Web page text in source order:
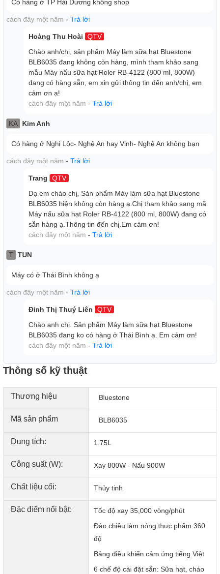
Bảng điều khiển cảm ứng tiếng Việt dễ dàng sử dụng
Thiết kế chân đế chống trượt, giữ cho máy đứng thẳng, ổn
định, không bị ngã nghiêng trong khi máy hoạt động.
Bạn có thể yên tâm hơn trong quá trình máy hoạt động với
suất xay cao.
Máy chỉ hoạt động khi lắp cối vừa thân máy và có chế độ tự
Tiết kiệm điện năng, giảm thiểu các nguy cơ gây hỏng hóc
Máy được hỗ trợ phụ kiện đi kèm là cốc đong và bàn chải
Có hàng ở TP Hải Dương không shop
cách đây một năm - Trả lời
Hoàng Thu Hoài
QTV
Chào anh/chị, sản phẩm Máy làm sữa hạt Bluestone
BLB6035 đang không còn hàng, mình tham khảo sang
mẫu Máy nấu sữa hạt Roler RB-4122 (800 ml, 800W)
đang có hàng sẵn, em xin gửi thông tin đến anh/chị, em
cảm ơn ạ!
cách đây một năm - Trả lời
KA Kim Anh
Có hàng ở Nghi Lộc- Nghệ An hay Vinh- Nghệ An không bạn
cách đây một năm - Trả lời
Trang
QTV
Dạ em chào chị, Sản phẩm Máy làm sữa hạt Bluestone
BLB6035 hiện không còn hàng ạ.Chị tham khảo sang mã
Máy nấu sữa hạt Roler RB-4122 (800 ml, 800W) đang có
sẵn hàng ạ.Thông tin đến chị.Em cảm ơn!
cách đây một năm - Trả lời
T TUN
Máy có ở Thái Bình không ạ
cách đây một năm - Trả lời
Đinh Thị Thuý Liên
QTV
Chào anh chị. Sản phẩm Máy làm sữa hạt Bluestone
BLB6035 đang ko có hàng ở Thái Bình ạ. Em cảm ơn!
cách đây một năm - Trả lời
Thông số kỹ thuật
Thương hiệu Bluestone
Mã sản phẩm BLB6035
Dung tích: 1.75L
Công suất (W): Xay 800W - Nấu 900W
Chất liệu cối: Thủy tinh
Đặc điểm nổi bật:
Tốc độ xay 35,000 vòng/phút
Đảo chiều làm nóng thực phẩm 360
độ
Bảng điều khiển cảm ứng tiếng Việt
6 chế độ cài đặt sẵn: Sữa hạt, cháo